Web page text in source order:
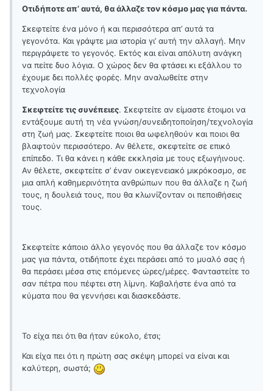
Οτιδήποτε απ’ αυτά, θα άλλαζε τον κόσμο μας για πάντα.
Σκεφτείτε ένα μόνο ή και περισσότερα απ’ αυτά τα
γεγονότα. Και γράψτε μια ιστορία γι’ αυτή την αλλαγή. Μην
περιγράψετε το γεγονός. Εκτός και είναι απόλυτη ανάγκη
να πείτε δυο λόγια. Ο χώρος δεν θα φτάσει κι εξάλλου το
έχουμε δει πολλές φορές. Μην αναλωθείτε στην
τεχνολογία
Σκεφτείτε τις συνέπειες. Σκεφτείτε αν είμαστε έτοιμοι να
εντάξουμε αυτή τη νέα γνώση/συνειδητοποίηση/τεχνολογία
στη ζωή μας. Σκεφτείτε ποιοι θα ωφεληθούν και ποιοι θα
βλαφτούν περισσότερο. Αν θέλετε, σκεφτείτε σε επικό
επίπεδο. Τι θα κάνει η κάθε εκκλησία με τους εξωγήινους.
Αν θέλετε, σκεφτείτε σ’ έναν οικεγενειακό μικρόκοσμο, σε
μια απλή καθημερινότητα ανθρώπων που θα άλλαζε η ζωή
τους, η δουλειά τους, που θα κλωνίζονταν οι πεποιθήσεις
τους.
Σκεφτείτε κάποιο άλλο γεγονός που θα άλλαζε τον κόσμο
μας για πάντα, οτιδήποτε έχει περάσει από το μυαλό σας ή
θα περάσει μέσα στις επόμενες ώρες/μέρες. Φανταστείτε το
σαν πέτρα που πέφτει στη λίμνη. Καβαλήστε ένα από τα
κύματα που θα γεννήσει και διασκεδάστε.
Το είχα πει ότι θα ήταν εύκολο, έτσι;
Και είχα πει ότι η πρώτη σας σκέψη μπορεί να είναι και
καλύτερη, σωστά;